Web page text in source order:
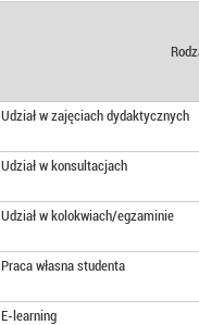
Udział w zajęciach dydaktycznych
Udział w konsultacjach
Udział w kolokwiach/egzaminie
Praca własna studenta
E-learning